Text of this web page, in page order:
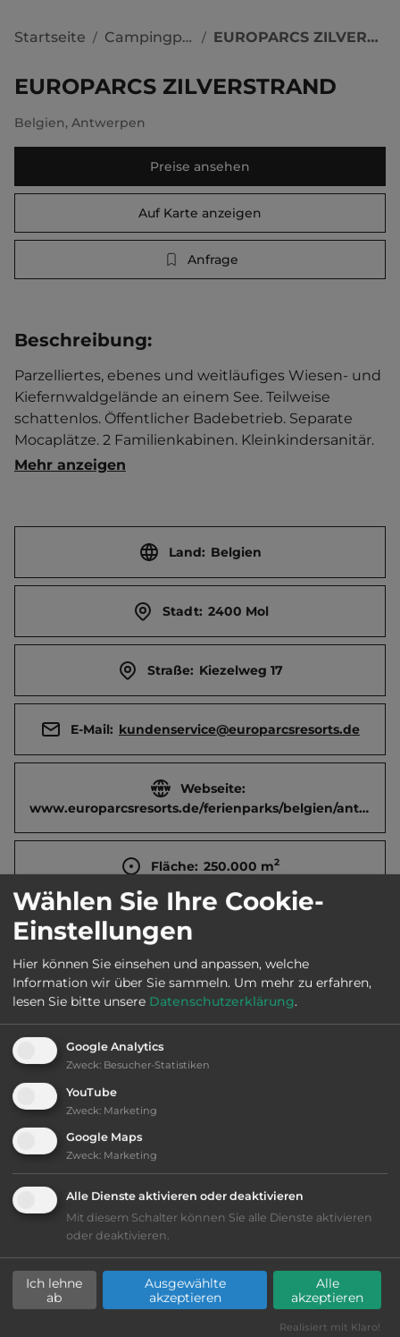
Startseite / Campingplätze / EUROPARCS ZILVERSTRAND
EUROPARCS ZILVERSTRAND
Belgien, Antwerpen
Preise ansehen
Auf Karte anzeigen
Anfrage
Beschreibung:
Parzelliertes, ebenes und weitläufiges Wiesen- und
Kiefernwaldgelände an einem See. Teilweise
schattenlos. Öffentlicher Badebetrieb. Separate
Mocaplätze. 2 Familienkabinen. Kleinkindersanitär.
TV-Anschluss. Wasserrutsche. Whirlpool.
210/333.
Mehr anzeigen
Land: Belgien
Stadt: 2400 Mol
Straße: Kiezelweg 17
E-Mail: kundenservice@europarcsresorts.de
Webseite:
www.europarcsresorts.de/ferienparks/belgien/antwerpen/zilverstrand
Fläche: 250.000 m2
Öffnungszeiten:
Telefon: 0032 14 810098
Ausstattung:
bis 35,- Euro
Klassifizierung: gut
Lage: schön
Geräuschkulisse: überwiegend ruhig
Wählen Sie Ihre Cookie-
Einstellungen
Hier können Sie einsehen und anpassen, welche
Information wir über Sie sammeln. Um mehr zu erfahren,
lesen Sie bitte unsere Datenschutzerklärung.
Google Analytics
Zweck: Besucher-Statistiken
YouTube
Zweck: Marketing
Google Maps
Zweck: Marketing
Alle Dienste aktivieren oder deaktivieren
Mit diesem Schalter können Sie alle Dienste aktivieren
oder deaktivieren.
Ich lehne
ab
Ausgewählte
akzeptieren
Alle
akzeptieren
Realisiert mit Klaro!